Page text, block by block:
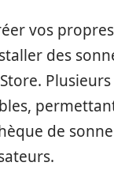
vos
des
de